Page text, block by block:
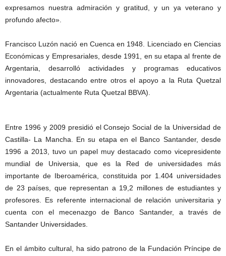
expresamos nuestra admiración y gratitud, y un ya veterano y
profundo afecto».
Francisco Luzón nació en Cuenca en 1948. Licenciado en Ciencias
Económicas y Empresariales, desde 1991, en su etapa al frente de
Argentaria, desarrolló actividades y programas educativos
innovadores, destacando entre otros el apoyo a la Ruta Quetzal
Argentaria (actualmente Ruta Quetzal BBVA).
Entre 1996 y 2009 presidió el Consejo Social de la Universidad de
Castilla- La Mancha. En su etapa en el Banco Santander, desde
1996 a 2013, tuvo un papel muy destacado como vicepresidente
mundial de Universia, que es la Red de universidades más
importante de Iberoamérica, constituida por 1.404 universidades
de 23 países, que representan a 19,2 millones de estudiantes y
profesores. Es referente internacional de relación universitaria y
cuenta con el mecenazgo de Banco Santander, a través de
Santander Universidades.
En el ámbito cultural, ha sido patrono de la Fundación Príncipe de